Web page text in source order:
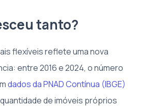
tanto?
flexíveis reflete uma nova
entre 2016 e 2024, o número
dados da PNAD Contínua (IBGE)
de imóveis próprios